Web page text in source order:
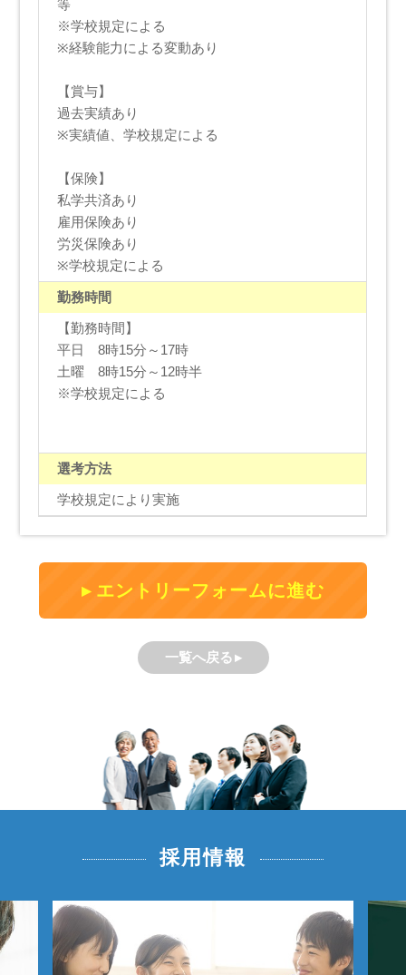
等
※学校規定による
※経験能力による変動あり
【賞与】
過去実績あり
※実績値、学校規定による
【保険】
私学共済あり
雇用保険あり
労災保険あり
※学校規定による
勤務時間
【勤務時間】
平日 8時15分～17時
土曜 8時15分～12時半
※学校規定による
選考方法
学校規定により実施
エントリーフォームに進む
一覧へ戻る
採用情報